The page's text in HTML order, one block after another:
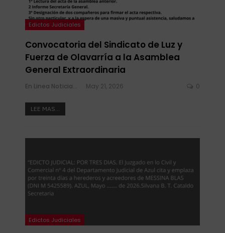
Edictos Judiciales
Convocatoria del Sindicato de Luz y
Fuerza de Olavarría a la Asamblea
General Extraordinaria
En Linea Noticias May 21, 2026 0
LEE MAS...
Edictos Judiciales